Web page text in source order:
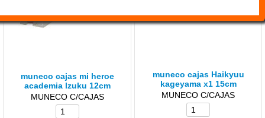
muneco cajas mi heroe
academia lzuku 12cm
MUNECO C/CAJAS
muneco cajas Haikyuu
kageyama x1 15cm
MUNECO C/CAJAS